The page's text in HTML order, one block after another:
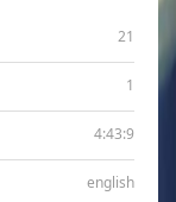
21
1
4:43:9
english